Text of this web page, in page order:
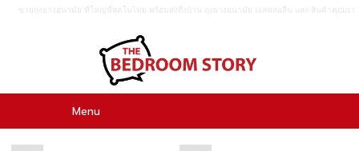
ขายถุงยางอนามัย ที่ใหญ่ที่สุดในไทย พร้อมส่งถึงบ้าน ถุงยางอนามัย เจลหล่อลื่น เเละ สินค้าคุณภา
Menu